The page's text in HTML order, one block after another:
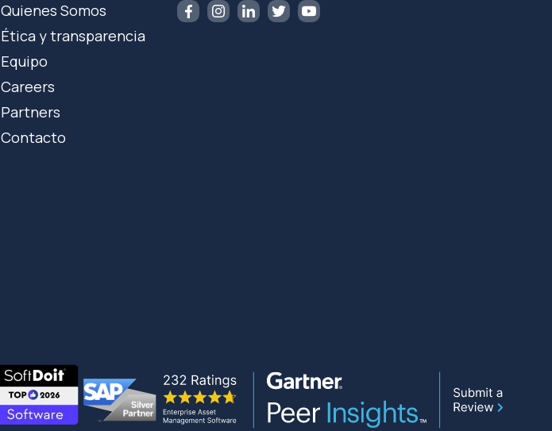
Quienes Somos
Ética y transparencia
Equipo
Careers
Partners
Contacto